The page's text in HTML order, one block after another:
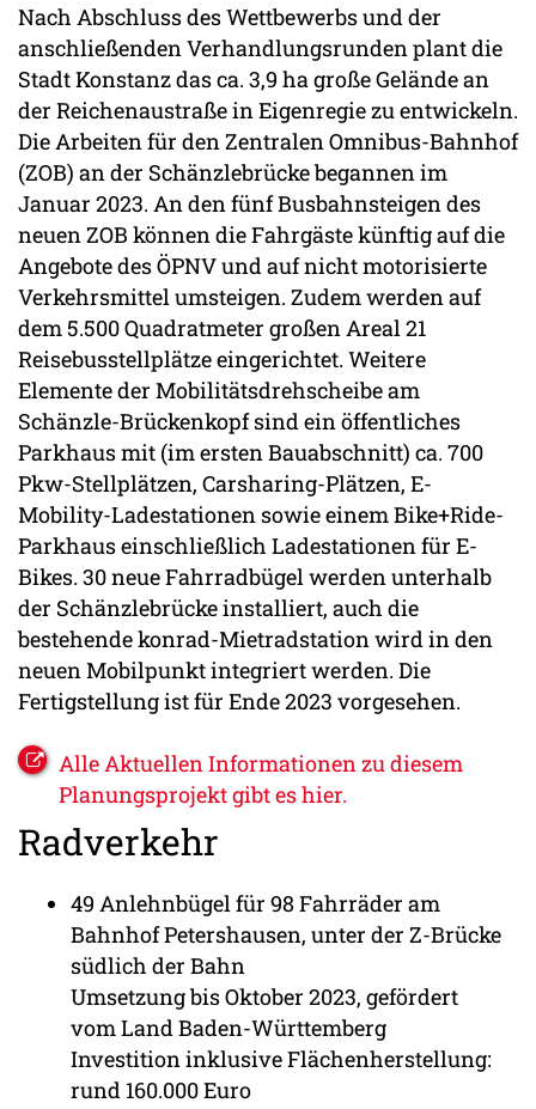
Nach Abschluss des Wettbewerbs und der
anschließenden Verhandlungsrunden plant die
Stadt Konstanz das ca. 3,9 ha große Gelände an
der Reichenaustraße in Eigenregie zu entwickeln.
Die Arbeiten für den Zentralen Omnibus-Bahnhof
(ZOB) an der Schänzlebrücke begannen im
Januar 2023. An den fünf Busbahnsteigen des
neuen ZOB können die Fahrgäste künftig auf die
Angebote des ÖPNV und auf nicht motorisierte
Verkehrsmittel umsteigen. Zudem werden auf
dem 5.500 Quadratmeter großen Areal 21
Reisebusstellplätze eingerichtet. Weitere
Elemente der Mobilitätsdrehscheibe am
Schänzle-Brückenkopf sind ein öffentliches
Parkhaus mit (im ersten Bauabschnitt) ca. 700
Pkw-Stellplätzen, Carsharing-Plätzen, E-
Mobility-Ladestationen sowie einem Bike+Ride-
Parkhaus einschließlich Ladestationen für E-
Bikes. 30 neue Fahrradbügel werden unterhalb
der Schänzlebrücke installiert, auch die
bestehende konrad-Mietradstation wird in den
neuen Mobilpunkt integriert werden. Die
Fertigstellung ist für Ende 2023 vorgesehen.
Alle Aktuellen Informationen zu diesem
Planungsprojekt gibt es hier.
Radverkehr
49 Anlehnbügel für 98 Fahrräder am
Bahnhof Petershausen, unter der Z-Brücke
südlich der Bahn
Umsetzung bis Oktober 2023, gefördert
vom Land Baden-Württemberg
Investition inklusive Flächenherstellung:
rund 160.000 Euro